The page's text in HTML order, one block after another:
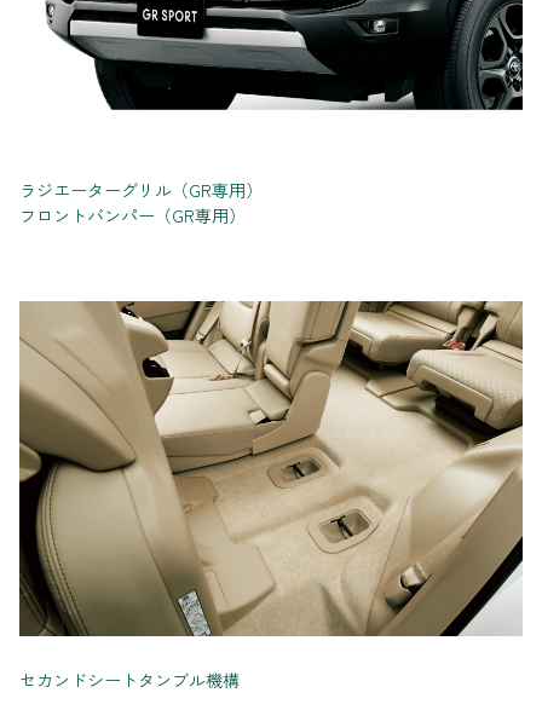
ラジエーターグリル（GR専用）
フロントバンパー（GR専用）
セカンドシートタンブル機構